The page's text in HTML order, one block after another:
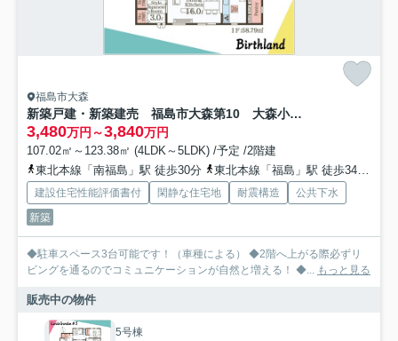
福島市大森
新築戸建・新築建売 福島市大森第10 大森小・信夫中
3,480万円～3,840万円
107.02㎡～123.38㎡ (4LDK～5LDK) /予定 /2階建
東北本線「南福島」駅 徒歩30分
東北本線「福島」駅 徒歩34分
建設住宅性能評価書付 閑静な住宅地 耐震構造
公共下水
新築
◆駐車スペース3台可能です！（車種による） ◆2階へ上がる際必ずリ
ビングを通るのでコミュニケーションが自然と増える！ ◆... もっと見る
販売中の物件
5号棟